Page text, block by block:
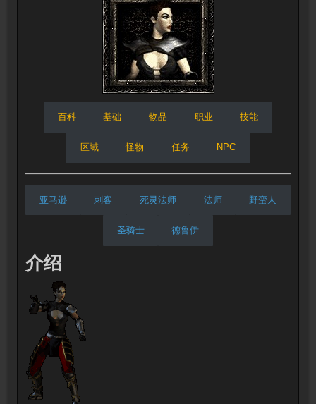
百科 基础 物品 职业 技能
区域 怪物 任务 NPC
亚马逊 刺客 死灵法师 法师 野蛮人
圣骑士 德鲁伊
介绍